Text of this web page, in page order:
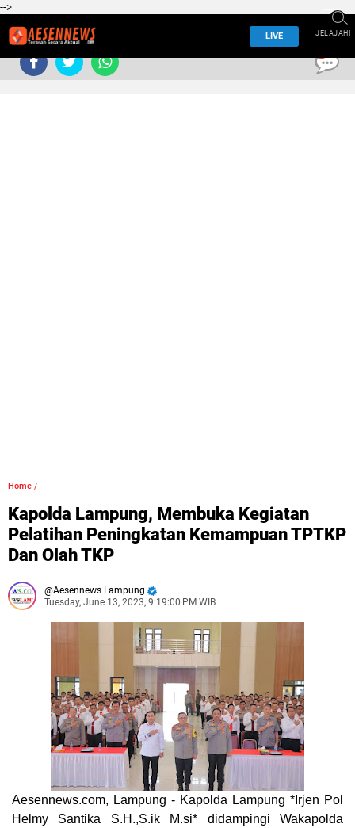
-->
LIVE JELAJAHI
Home /
Kapolda Lampung, Membuka Kegiatan
Pelatihan Peningkatan Kemampuan TPTKP
Dan Olah TKP
Aesennews Lampung
Tuesday, June 13, 2023, 9:19:00 PM WIB
Aesennews.com, Lampung - Kapolda Lampung *Irjen Pol
Helmy Santika S.H.,S.ik M.si* didampingi Wakapolda